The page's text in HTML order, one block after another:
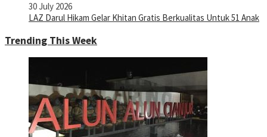
30 July 2026
LAZ Darul Hikam Gelar Khitan Gratis Berkualitas Untuk 51 Anak
Trending This Week